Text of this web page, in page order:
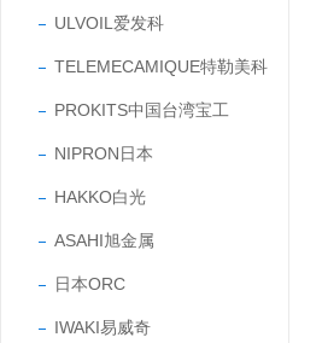
ULVOIL爱发科
TELEMECAMIQUE特勒美科
PROKITS中国台湾宝工
NIPRON日本
HAKKO白光
ASAHI旭金属
日本ORC
IWAKI易威奇